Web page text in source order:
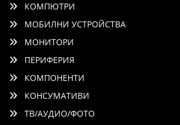
КОМПЮТРИ
МОБИЛНИ УСТРОЙСТВА
МОНИТОРИ
ПЕРИФЕРИЯ
КОМПОНЕНТИ
КОНСУМАТИВИ
ТВ/АУДИО/ФОТО